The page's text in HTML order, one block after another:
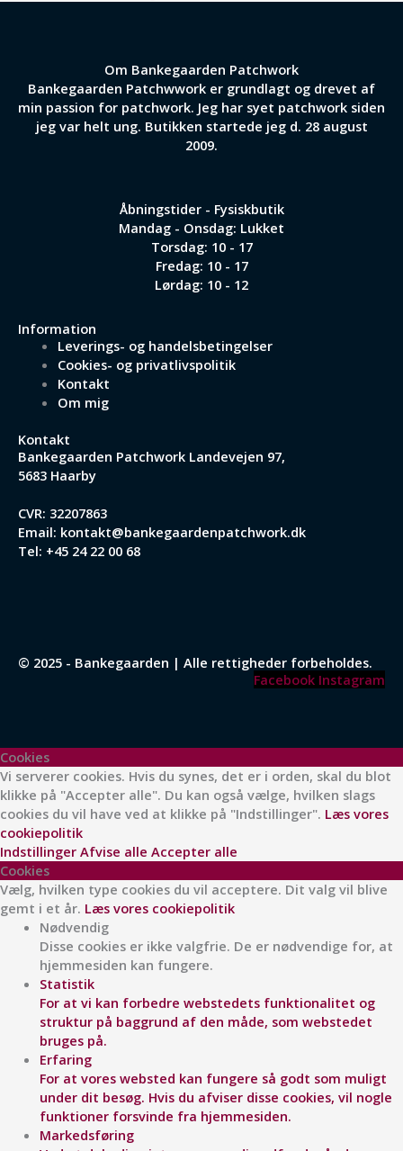
Om Bankegaarden Patchwork
Bankegaarden Patchwwork er grundlagt og drevet af
min passion for patchwork. Jeg har syet patchwork siden
jeg var helt ung. Butikken startede jeg d. 28 august
2009.
Åbningstider - Fysiskbutik
Mandag - Onsdag: Lukket
Torsdag: 10 - 17
Fredag: 10 - 17
Lørdag: 10 - 12
Information
Leverings- og handelsbetingelser
Cookies- og privatlivspolitik
Kontakt
Om mig
Kontakt
Bankegaarden Patchwork Landevejen 97,
5683 Haarby
CVR: 32207863
Email: kontakt@bankegaardenpatchwork.dk
Tel: +45 24 22 00 68
© 2025 - Bankegaarden | Alle rettigheder forbeholdes.
Facebook Instagram
Cookies
Vi serverer cookies. Hvis du synes, det er i orden, skal du blot
klikke på "Accepter alle". Du kan også vælge, hvilken slags
cookies du vil have ved at klikke på "Indstillinger". Læs vores
cookiepolitik
Indstillinger Afvise alle Accepter alle
Cookies
Vælg, hvilken type cookies du vil acceptere. Dit valg vil blive
gemt i et år. Læs vores cookiepolitik
Nødvendig
Disse cookies er ikke valgfrie. De er nødvendige for, at
hjemmesiden kan fungere.
Statistik
For at vi kan forbedre webstedets funktionalitet og
struktur på baggrund af den måde, som webstedet
bruges på.
Erfaring
For at vores websted kan fungere så godt som muligt
under dit besøg. Hvis du afviser disse cookies, vil nogle
funktioner forsvinde fra hjemmesiden.
Markedsføring